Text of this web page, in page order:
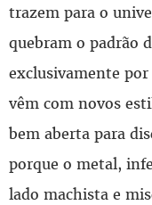
trazem para o
quebram o padrão
exclusivamente por
vêm com novos
bem aberta para
porque o metal,
lado machista e